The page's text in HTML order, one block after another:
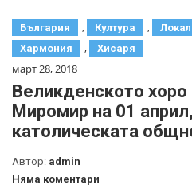
България , Култура ,
Хармония , Хисаря
март 28, 2018
Великденското хоро
Миромир на 01
католическата
Автор: admin
Няма коментари